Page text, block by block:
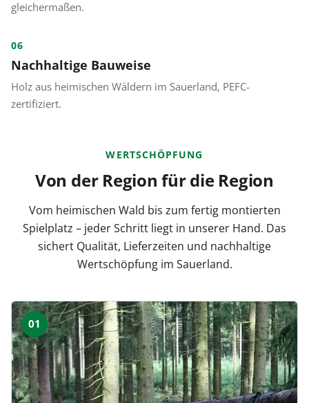
gleichermaßen.
06
Nachhaltige Bauweise
Holz aus heimischen Wäldern im Sauerland, PEFC-
zertifiziert.
WERTSCHÖPFUNG
Von der Region für die Region
Vom heimischen Wald bis zum fertig montierten
Spielplatz – jeder Schritt liegt in unserer Hand. Das
sichert Qualität, Lieferzeiten und nachhaltige
Wertschöpfung im Sauerland.
01